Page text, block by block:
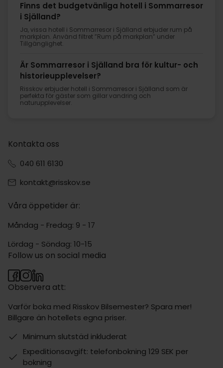
Finns det budgetvänliga hotell i Sommarresor
i Själland?
Ja, vissa hotell i Sommarresor i Själland erbjuder rum på
markplan. Använd filtret ”Rum på markplan” under
Tillgänglighet.
Är Sommarresor i Själland bra för kultur- och
historieupplevelser?
Risskov erbjuder hotell i Sommarresor i Själland som är
perfekta för gäster som gillar vandring och
naturupplevelser.
Kontakta oss
040 611 6130
kontakt@risskov.se
Våra öppetider är:
Måndag - Fredag: 9 - 17
Lördag - Söndag: 10-15
Observera att:
Varför boka med Risskov Bilsemester? Spara mer!
Billgare än hotellets egna priser.
Minimum slutstäd inkluderat
Expeditionsavgift: telefonbokning 129 SEK per
bokning
Follow us on social media